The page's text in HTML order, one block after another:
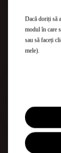
Dacă doriți să
modul în care
sau să faceți
mele).